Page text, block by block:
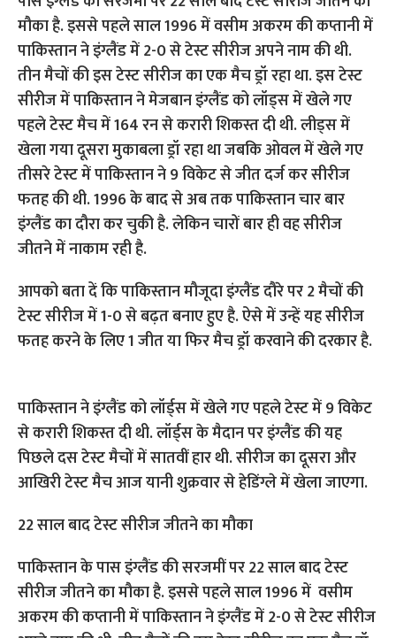
आपको बता दें कि पाकिस्तान मौजूदा इंग्लैंड दौरे पर 2 मैचों की
टेस्ट सीरीज में 1-0 से बढ़त बनाए हुए है. ऐसे में उन्हें यह सीरीज
फतह करने के लिए 1 जीत या फिर मैच ड्रॉ करवाने की दरकार है.
पाकिस्तान ने इंग्लैंड को लॉर्ड्स में खेले गए पहले टेस्ट में 9 विकेट
से करारी शिकस्त दी थी. लॉर्ड्स के मैदान पर इंग्लैंड की यह
पिछले दस टेस्ट मैचों में सातवीं हार थी. सीरीज का दूसरा और
आखिरी टेस्ट मैच आज यानी शुक्रवार से हेडिंग्ले में खेला जाएगा.
22 साल बाद टेस्ट सीरीज जीतने का मौका
पाकिस्तान के पास इंग्लैंड की सरजमीं पर 22 साल बाद टेस्ट
सीरीज जीतने का मौका है. इससे पहले साल 1996 में वसीम
अकरम की कप्तानी में पाकिस्तान ने इंग्लैंड में 2-0 से टेस्ट सीरीज